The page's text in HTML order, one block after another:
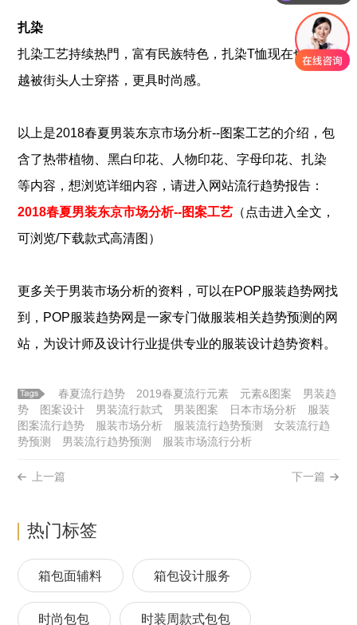
扎染
扎染工艺持续热門，富有民族特色，扎染T恤现在也越来
越被街头人士穿搭，更具时尚感。
以上是2018春夏男装东京市场分析--图案工艺的介绍，包
含了热带植物、黑白印花、 人物印花、字母印花、扎染
等内容，想浏览详细内容，请进入网站流行趋势报告：
2018春夏男装东京市场分析--图案工艺 （点击进入全文，
可浏览/下载款式高清图）
更多关于男装市场分析的资料，可以在POP服装趋势网找
到，POP服装趋势网是一家专门做服装相关趋势预测的网
站，为设计师及设计行业提供专业的服装设计趋势资料。
春夏流行趋势 2019春夏流行元素 元素&图案
男装趋
势
图案设计 男装流行款式 男装图案 日本市场分析
服装
图案流行趋势
服装市场分析 服装流行趋势预测
女装流行趋
势预测
男装流行趋势预测 服装市场流行分析
上一篇 下一篇
热门标签
箱包面辅料 箱包设计服务
时尚包包 时装周款式包包